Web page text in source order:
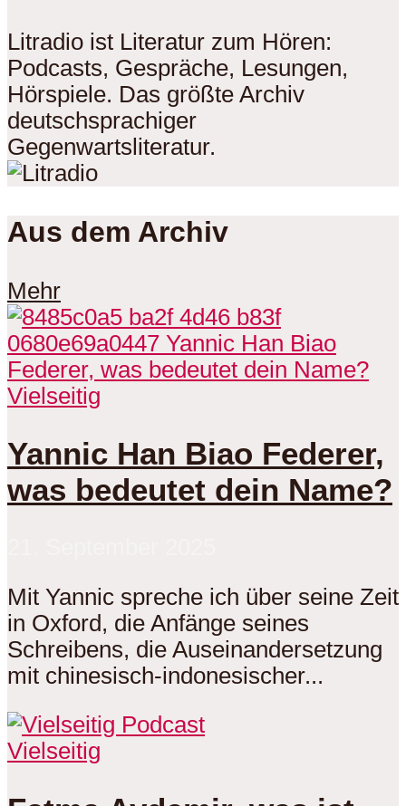
Litradio ist Literatur zum Hören:
Podcasts, Gespräche, Lesungen,
Hörspiele. Das größte Archiv
deutschsprachiger
Gegenwartsliteratur.
Aus dem Archiv
Mehr
Vielseitig
Yannic Han Biao Federer,
was bedeutet dein Name?
Mit Yannic spreche ich über seine Zeit
in Oxford, die Anfänge seines
Schreibens, die Auseinandersetzung
mit chinesisch-indonesischer...
Vielseitig